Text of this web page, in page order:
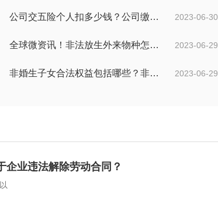
2023-06-30
公司交五险个人扣多少钱？公司缴纳金额的算法是什么？|每日短讯
2023-06-29
全球微资讯！非法放生外来物种怎么判？放生归哪个部门管？
2023-06-29
非婚生子女合法权益包括哪些？非婚生子女继承财产的条件是什么？ 全球热点评
企业违法解除劳动合同？